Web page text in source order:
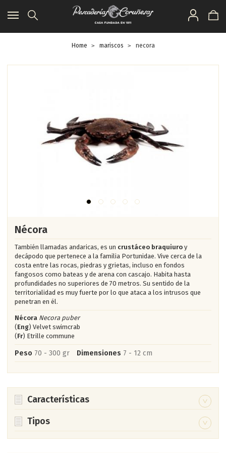
Toggle
Home mariscos necora
Nécora
También llamadas andaricas, es un crustáceo braquiuro y
decápodo que pertenece a la familia Portunidae. Vive cerca de la
costa entre las rocas, piedras y grietas, incluso en fondos
fangosos como bateas y de arena con cascajo. Habita hasta
profundidades no superiores de 70 metros. Su sentido de la
territorialidad es muy fuerte por lo que ataca a los intrusos que
penetran en él.
Nécora Necora puber
(Eng) Velvet swimcrab
(Fr) Etrille commune
Peso 70 - 300 gr Dimensiones 7 - 12 cm
Características
Su caparazón es plano y algo más ancho que largo. Es de
color pardo oscuro.
Tipos